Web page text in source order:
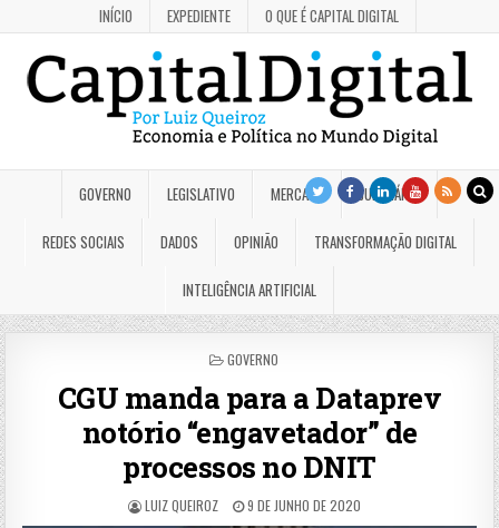
INÍCIO EXPEDIENTE O QUE É CAPITAL DIGITAL
GOVERNO LEGISLATIVO MERCADO JUDICIÁRIO
REDES SOCIAIS DADOS OPINIÃO TRANSFORMAÇÃO DIGITAL
INTELIGÊNCIA ARTIFICIAL
POSTED
GOVERNO
CGU manda para a Dataprev
notório “engavetador” de
processos no DNIT
LUIZ QUEIROZ 9 DE JUNHO DE 2020